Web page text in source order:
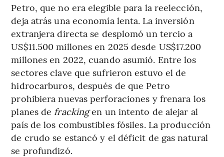
Petro, que no era elegible para la reelección,
deja atrás una economía lenta. La inversión
extranjera directa se desplomó un tercio a
US$11.500 millones en 2025 desde US$17.200
millones en 2022, cuando asumió. Entre los
sectores clave que sufrieron estuvo el de
hidrocarburos, después de que Petro
prohibiera nuevas perforaciones y frenara los
planes de frackingen un intento de alejar al
país de los combustibles fósiles. La producción
de crudo se estancó y el déficit de gas natural
se profundizó.